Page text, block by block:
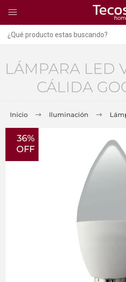
LÁMPARA LED
CÁLIDA
Inicio Iluminación
36%
OFF